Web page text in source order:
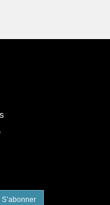
S’abonner